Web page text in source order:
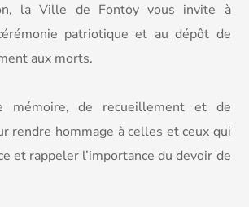
la Ville de Fontoy vous invite à
patriotique et au dépôt de
aux morts.
mémoire, de recueillement et de
rendre hommage à celles et ceux qui
et rappeler l’importance du devoir de